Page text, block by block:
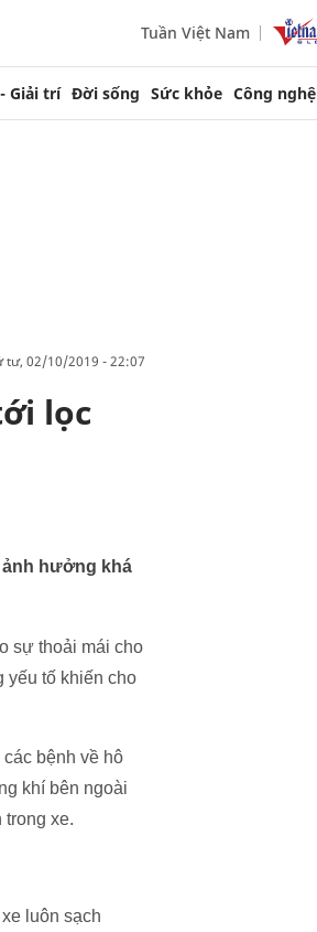
Tuần Việt Nam
Giải trí Đời sống Sức khỏe Công nghệ
tư, 02/10/2019 - 22:07
lọc
hưởng khá
sự thoải mái cho
yếu tố khiến cho
bệnh về hô
khí bên ngoài
xe.
luôn sạch